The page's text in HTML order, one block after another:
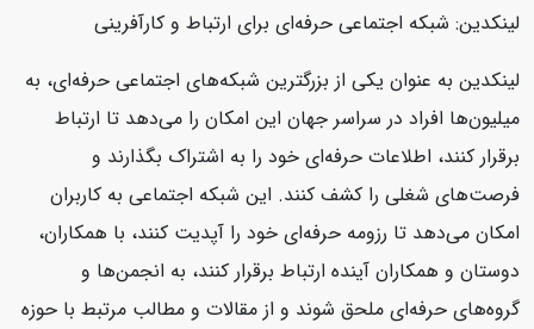
لینکدین: شبکه اجتماعی حرفه‌ای برای ارتباط و کارآفرینی
لینکدین به عنوان یکی از بزرگترین شبکه‌های اجتماعی حرفه‌ای، به
میلیون‌ها افراد در سراسر جهان این امکان را می‌دهد تا ارتباط
برقرار کنند، اطلاعات حرفه‌ای خود را به اشتراک بگذارند و
فرصت‌های شغلی را کشف کنند. این شبکه اجتماعی به کاربران
امکان می‌دهد تا رزومه حرفه‌ای خود را آپدیت کنند، با همکاران،
دوستان و همکاران آینده ارتباط برقرار کنند، به انجمن‌ها و
گروه‌های حرفه‌ای ملحق شوند و از مقالات و مطالب مرتبط با حوزه